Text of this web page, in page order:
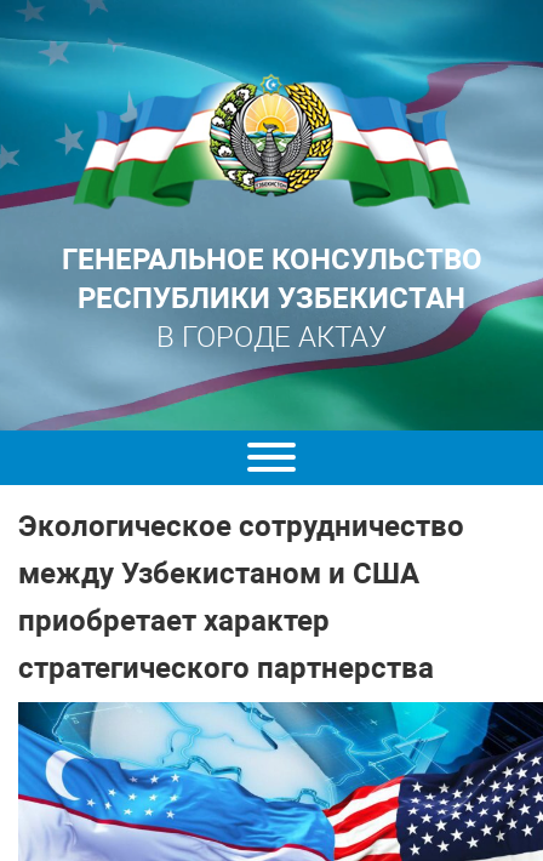
ГЕНЕРАЛЬНОЕ КОНСУЛЬСТВО
РЕСПУБЛИКИ УЗБЕКИСТАН
В ГОРОДЕ АКТАУ
Экологическое сотрудничество
между Узбекистаном и США
приобретает характер
стратегического партнерства